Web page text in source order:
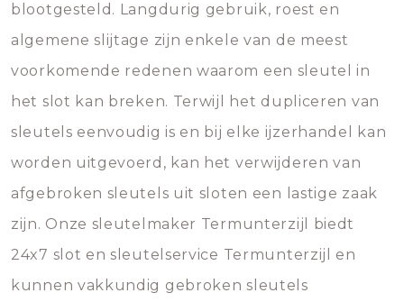
blootgesteld. Langdurig gebruik, roest en
algemene slijtage zijn enkele van de meest
voorkomende redenen waarom een sleutel in
het slot kan breken. Terwijl het dupliceren van
sleutels eenvoudig is en bij elke ijzerhandel kan
worden uitgevoerd, kan het verwijderen van
afgebroken sleutels uit sloten een lastige zaak
zijn. Onze sleutelmaker Termunterzijl biedt
24x7 slot en sleutelservice Termunterzijl en
kunnen vakkundig gebroken sleutels